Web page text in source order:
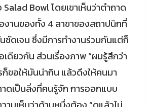
Bowl โดยเขาเห็นว่าตำถาด
งานของทั้ง 4 สาขาของสถาปนิกที่
ดเจน ซึ่งมีการทำงานร่วมกันแต่ก็
เดียวกัน ส่วนเรื่องภาพ “ผมรู้สึกว่า
ก็ขอให้มันน่ากิน แล้วดึงให้คนมา
าดเป็นสิ่งที่คนรู้จัก การออกแบบ